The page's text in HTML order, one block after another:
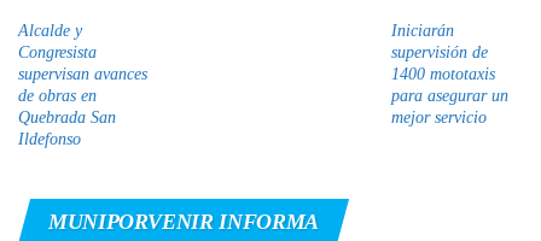
Alcalde y
Congresista
supervisan avances
de obras en
Quebrada San
Ildefonso
Iniciarán
supervisión de
1400 mototaxis
para asegurar un
mejor servicio
MUNIPORVENIR INFORMA